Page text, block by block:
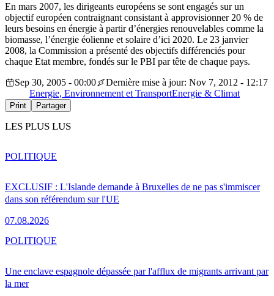
En mars 2007, les dirigeants européens se sont engagés sur un
objectif européen contraignant consistant à approvisionner 20 % de
leurs besoins en énergie à partir d’énergies renouvelables comme la
biomasse, l’énergie éolienne et solaire d’ici 2020. Le 23 janvier
2008, la Commission a présenté des objectifs différenciés pour
chaque Etat membre, fondés sur le PBI par tête de chaque pays.
Sep 30, 2005 - 00:00
Dernière mise à jour: Nov 7, 2012 - 12:17
Energie, Environnement et TransportEnergie & Climat
Print Partager
LES PLUS LUS
EXCLUSIF : L'Islande demande à Bruxelles de ne pas s'immiscer
dans son référendum sur l'UE
07.08.2026
POLITIQUE
Une enclave espagnole dépassée par l'afflux de migrants arrivant par
la mer
POLITIQUE